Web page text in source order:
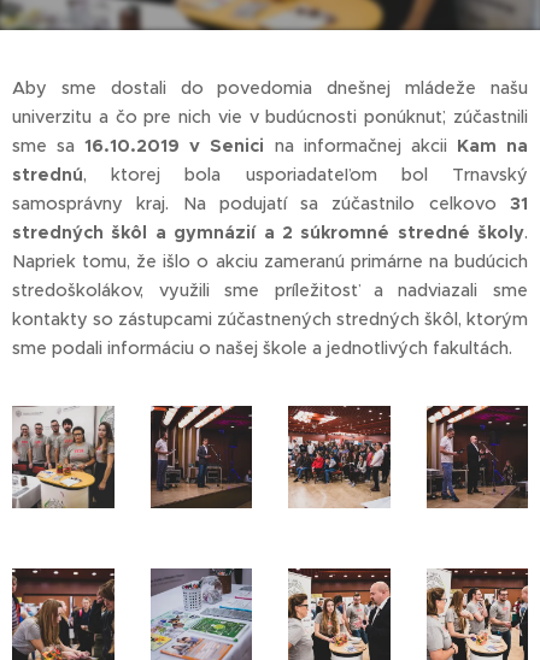
Aby sme dostali do povedomia dnešnej mládeže našu
univerzitu a čo pre nich vie v budúcnosti ponúknuť, zúčastnili
sme sa16.10.2019 v Senici na informačnej akcii Kam na
strednú, ktorej bola usporiadateľom bol Trnavský
samosprávny kraj. Na podujatí sa zúčastnilo celkovo 31
stredných škôl a gymnázií a 2 súkromné stredné školy.
Napriek tomu, že išlo o akciu zameranú primárne na budúcich
stredoškolákov, využili sme príležitosť a nadviazali sme
kontakty so zástupcami zúčastnených stredných škôl, ktorým
sme podali informáciu o našej škole a jednotlivých fakultách.